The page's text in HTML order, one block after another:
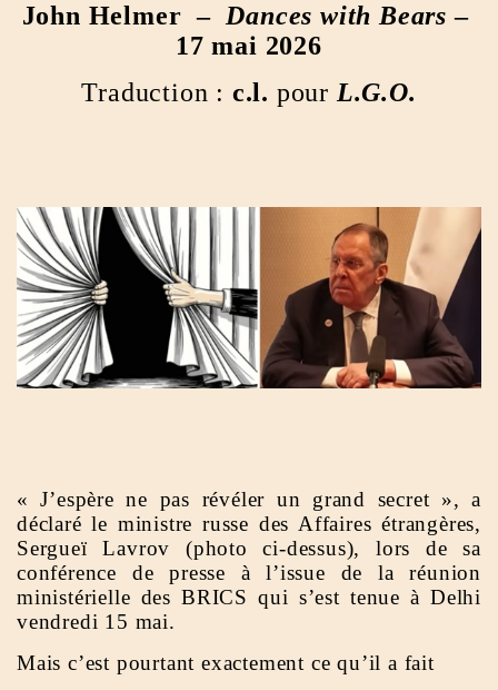
John Helmer –Dances with Bears –
17 mai 2026
Traduction : c.l. pour L.G.O.
« J’espère ne pas révéler un grand secret », a
déclaré le ministre russe des Affaires étrangères,
Sergueï Lavrov (photo ci-dessus), lors de sa
conférence de presse à l’issue de la réunion
ministérielle des BRICS qui s’est tenue à Delhi
vendredi 15 mai.
Mais c’est pourtant exactement ce qu’il a fait